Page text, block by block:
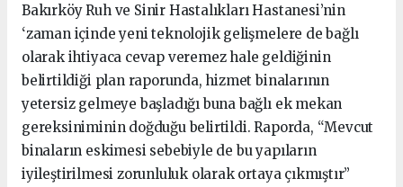
Bakırköy Ruh ve Sinir Hastalıkları Hastanesi’nin
‘zaman içinde yeni teknolojik gelişmelere de bağlı
olarak ihtiyaca cevap veremez hale geldiğinin
belirtildiği plan raporunda, hizmet binalarının
yetersiz gelmeye başladığı buna bağlı ek mekan
gereksiniminin doğduğu belirtildi. Raporda, “Mevcut
binaların eskimesi sebebiyle de bu yapıların
iyileştirilmesi zorunluluk olarak ortaya çıkmıştır”